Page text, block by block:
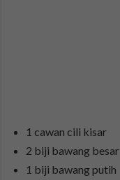
1 cawan cili kisar
2 biji bawang besar
1 biji bawang putih